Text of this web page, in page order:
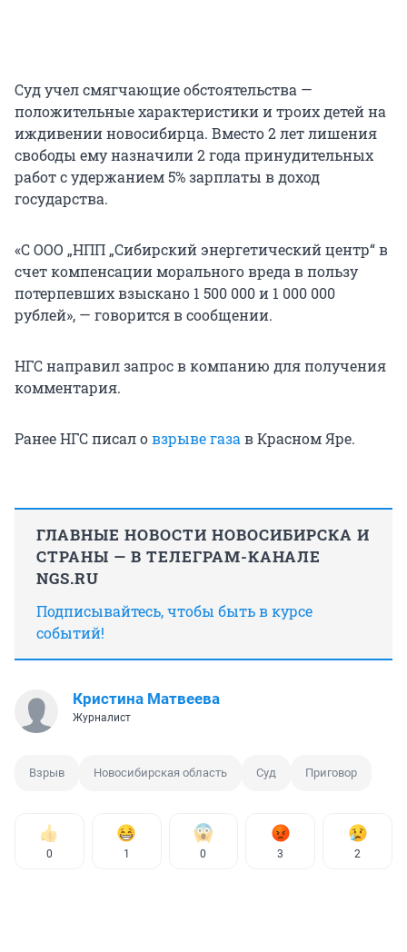
Суд учел смягчающие обстоятельства —
положительные характеристики и троих детей на
иждивении новосибирца. Вместо 2 лет лишения
свободы ему назначили 2 года принудительных
работ с удержанием 5% зарплаты в доход
государства.
«С ООО „НПП „Сибирский энергетический центр“ в
счет компенсации морального вреда в пользу
потерпевших взыскано 1 500 000 и 1 000 000
рублей», — говорится в сообщении.
НГС направил запрос в компанию для получения
комментария.
Ранее НГС писал овзрыве газав Красном Яре.
ГЛАВНЫЕ НОВОСТИ НОВОСИБИРСКА И
СТРАНЫ — В ТЕЛЕГРАМ-КАНАЛЕ
NGS.RU
Подписывайтесь, чтобы быть в курсе
событий!
Кристина Матвеева
Журналист
Взрыв Новосибирская область Суд Приговор
0 1 0 3 2